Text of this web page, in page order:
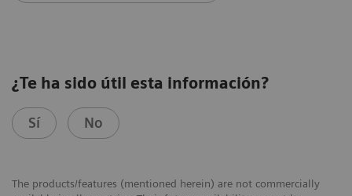
¿Te ha sido útil esta información?
Sí No
The products/features (mentioned herein) are not commercially